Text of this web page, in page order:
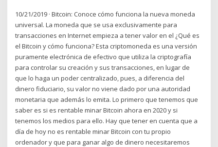
10/21/2019 · Bitcoin: Conoce cómo funciona la nueva moneda
universal. La moneda que se usa exclusivamente para
transacciones en Internet empieza a tener valor en el ¿Qué es
el Bitcoin y cómo funciona? Esta criptomoneda es una versión
puramente electrónica de efectivo que utiliza la criptografía
para controlar su creación y sus transacciones, en lugar de
que lo haga un poder centralizado, pues, a diferencia del
dinero fiduciario, su valor no viene dado por una autoridad
monetaria que además lo emita. Lo primero que tenemos que
saber es si es rentable minar Bitcoin ahora en 2020 y si
tenemos los medios para ello. Hay que tener en cuenta que a
día de hoy no es rentable minar Bitcoin con tu propio
ordenador y que para ganar algo de dinero necesitaremos